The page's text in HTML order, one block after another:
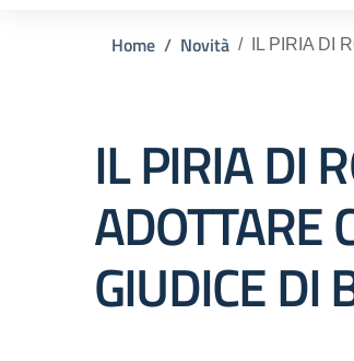
Home Novità IL PIRIA DI
IL PIRIA DI
ADOTTARE
GIUDICE DI